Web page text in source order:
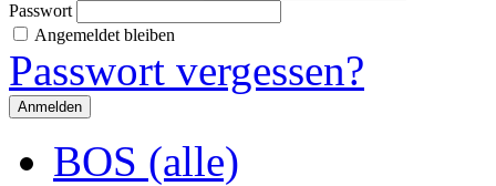
Passwort
Angemeldet bleiben
Passwort vergessen?
BOS (alle)